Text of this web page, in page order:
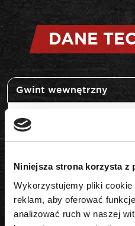
Niniejsza strona korzysta z
Wykorzystujemy pliki
reklam, aby oferować
analizować ruch w naszej
DANE
Gwint wewnętrzny
M18x1,5
Ilość elementów
4
Materiał
stal narzędziowa